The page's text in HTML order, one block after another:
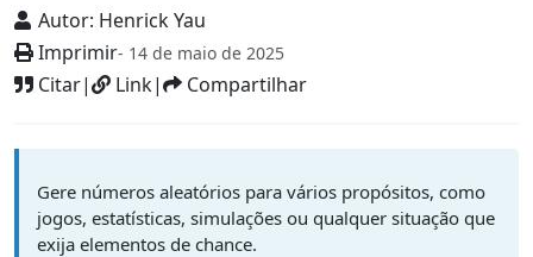
Autor: Henrick Yau
Imprimir- 14 de maio de 2025
Citar| Link| Compartilhar
Gere números aleatórios para vários propósitos, como
jogos, estatísticas, simulações ou qualquer situação que
exija elementos de chance.